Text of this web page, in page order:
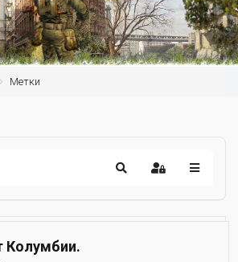
Метки
Колумбии.